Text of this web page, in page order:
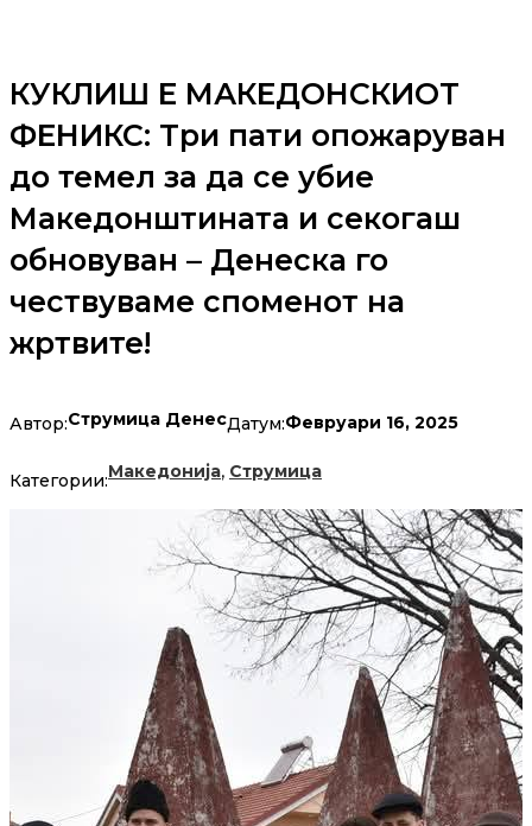
КУКЛИШ Е МАКЕДОНСКИОТ
ФЕНИКС: Три пати опожаруван
до темел за да се убие
Македонштината и секогаш
обновуван – Денеска го
чествуваме споменот на
жртвите!
Автор:Струмица ДенесДатум:Февруари 16, 2025
Категории:Македонија, Струмица